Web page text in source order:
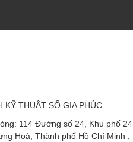
KỸ THUẬT SỐ GIA PHÚC
114 Đường số 24, Khu phố 24,
Hoà, Thành phố Hồ Chí Minh ,